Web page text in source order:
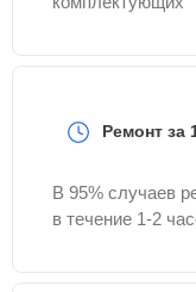
Ремонт за
В 95% случаев
в течение 1-2